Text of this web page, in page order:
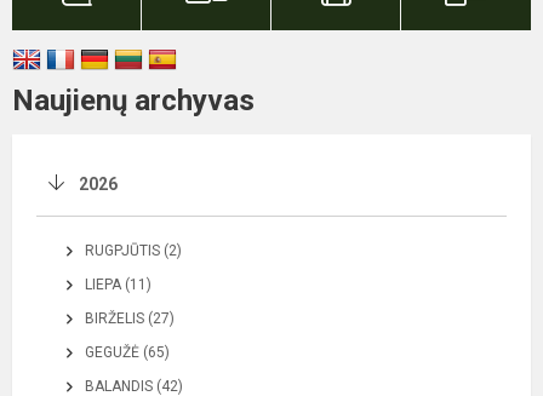
Naujienų archyvas
2026
RUGPJŪTIS (2)
LIEPA (11)
BIRŽELIS (27)
GEGUŽĖ (65)
BALANDIS (42)